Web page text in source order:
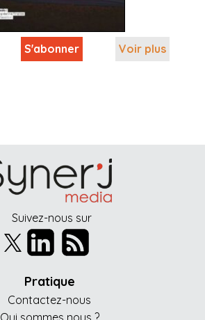
S'abonner Voir plus
Suivez-nous sur
Pratique
Contactez-nous